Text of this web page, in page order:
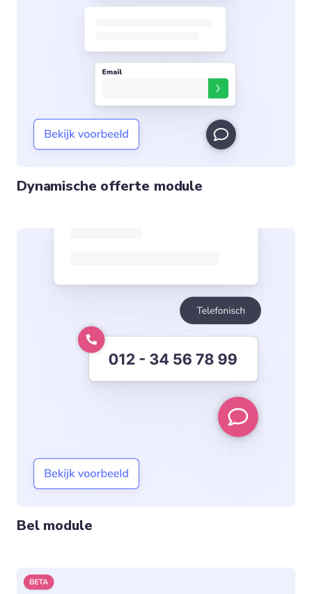
Dynamische offerte module
Bel module